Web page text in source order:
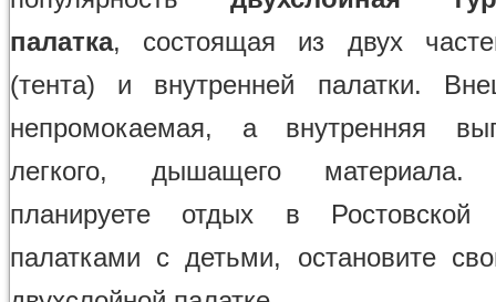
палатка, состоящая из двух
(тента) и внутренней палатки.
непромокаемая, а внутренняя
легкого, дышащего
планируете отдых в
палатками с детьми, остановите